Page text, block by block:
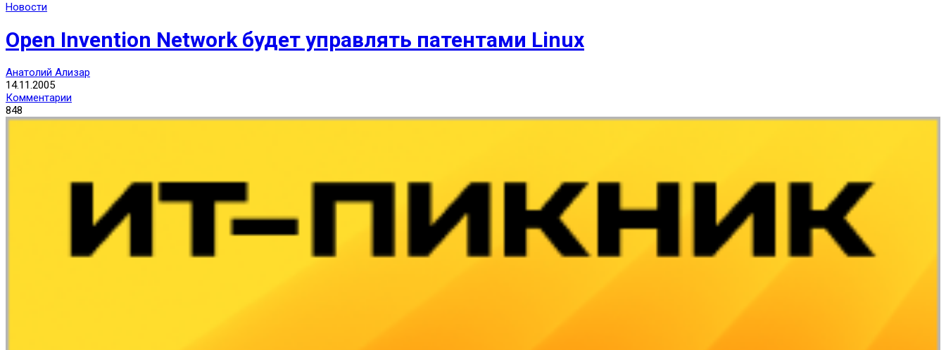
Новости
Open Invention Network будет управлять патентами Linux
Анатолий Ализар
14.11.2005
Комментарии
848